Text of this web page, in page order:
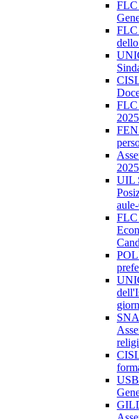
FLC
FLC
FLC
2025
UIL
FLC